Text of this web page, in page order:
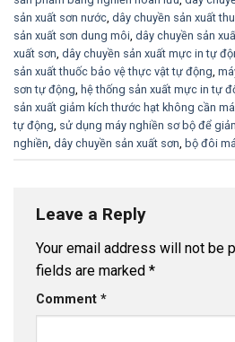
sản xuất sơn nước dây chuyền sản xuất
sản xuất sơn dung môi dây chuyền sản
xuất sơn dây chuyền sản xuất mực in tự
sản xuất thuốc bảo vệ thực vật tự động
sơn tự động hệ thống sản xuất mực in tự
sản xuất giảm kích thước hạt không cần
tự động sử dụng máy nghiền sơ bộ để
nghiền dây chuyền sản xuất sơn bộ đôi
Leave a Reply
Your email address will not be
fields are marked *
Comment *